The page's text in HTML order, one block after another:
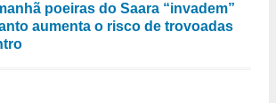
poeiras do Saara “invadem”
aumenta o risco de trovoadas